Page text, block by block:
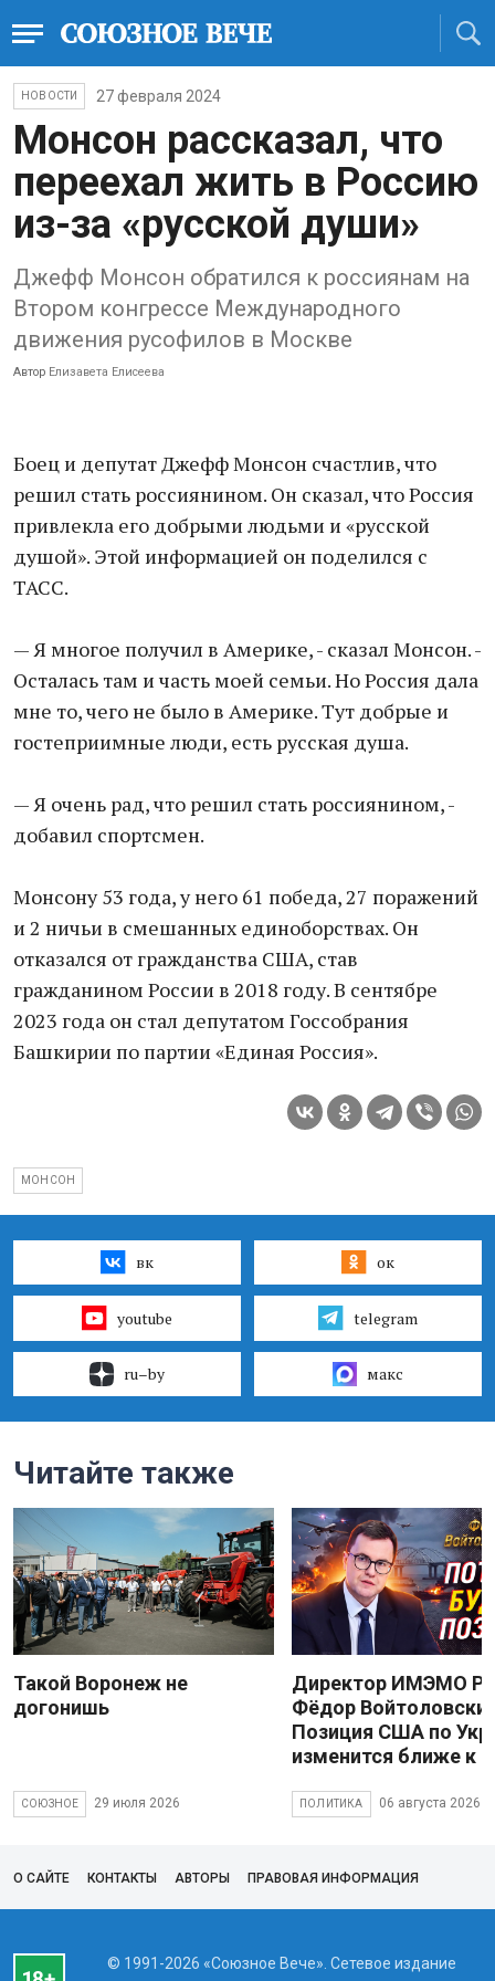
НОВОСТИ 27 февраля 2024
Монсон рассказал, что
переехал жить в Россию
из-за «русской души»
Джефф Монсон обратился к россиянам на
Втором конгрессе Международного
движения русофилов в Москве
Автор Елизавета Елисеева
Боец и депутат Джефф Монсон счастлив, что
решил стать россиянином. Он сказал, что Россия
привлекла его добрыми людьми и «русской
душой». Этой информацией он поделился с
ТАСС.
— Я многое получил в Америке, - сказал Монсон. -
Осталась там и часть моей семьи. Но Россия дала
мне то, чего не было в Америке. Тут добрые и
гостеприимные люди, есть русская душа.
— Я очень рад, что решил стать россиянином, -
добавил спортсмен.
Монсону 53 года, у него 61 победа, 27 поражений
и 2 ничьи в смешанных единоборствах. Он
отказался от гражданства США, став
гражданином России в 2018 году. В сентябре
2023 года он стал депутатом Госсобрания
Башкирии по партии «Единая Россия».
МОНСОН
вк ок
youtube telegram
ru–by макс
Читайте также
Такой Воронеж не
догонишь
СОЮЗНОЕ 29 июля 2026
Директор ИМЭМО
Фёдор
Позиция США по
изменится ближе к
ПОЛИТИКА 06 августа 2026
О САЙТЕ КОНТАКТЫ АВТОРЫ ПРАВОВАЯ ИНФОРМАЦИЯ
© 1991-2026 «Союзное Вече». Сетевое издание